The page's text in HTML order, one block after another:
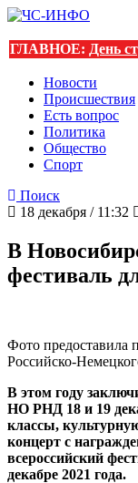
ГЛАВНОЕ: День
Новости
Происшествия
Есть вопрос
Политика
Общество
Спорт
Поиск
18 декабря / 11:32
В
фестиваль
Фото предоставила
Российско-
В этом году
НО РНД 18 и 19
классы,
концерт с
всероссийский
декабре 2021 года.